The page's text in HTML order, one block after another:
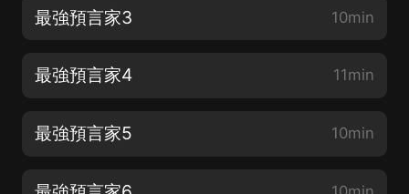
最強預言家3 10min
最強預言家4 11min
最強預言家5 10min